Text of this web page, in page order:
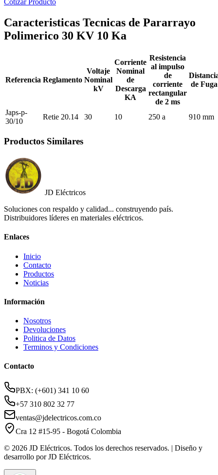
Caracteristicas Tecnicas de Pararrayo
Polimerico 30 KV 10 Ka
Referencia Reglamento
Voltaje
Nominal
kV
Corriente
Nominal
de
Descarga
KA
Resistencia
al impulso
de
corriente
rectangular
de 2 ms
de Fuga
Japs-p-
30/10
Retie 20.14 30 10 250 a 910 mm
Productos Similares
JD Eléctricos
Soluciones con respaldo y calidad... construyendo país.
Distribuidores líderes en materiales eléctricos.
Enlaces
Inicio
Contacto
Productos
Noticias
Información
Nosotros
Devoluciones
Politica de Datos
Terminos y Condiciones
Contacto
PBX: (+601) 341 10 60
+57 310 802 32 77
ventas@jdelectricos.com.co
Cra 12 #15-95 - Bogotá Colombia
© 2026 JD Eléctricos. Todos los derechos reservados. | Diseño y
desarrollo por JD Eléctricos.